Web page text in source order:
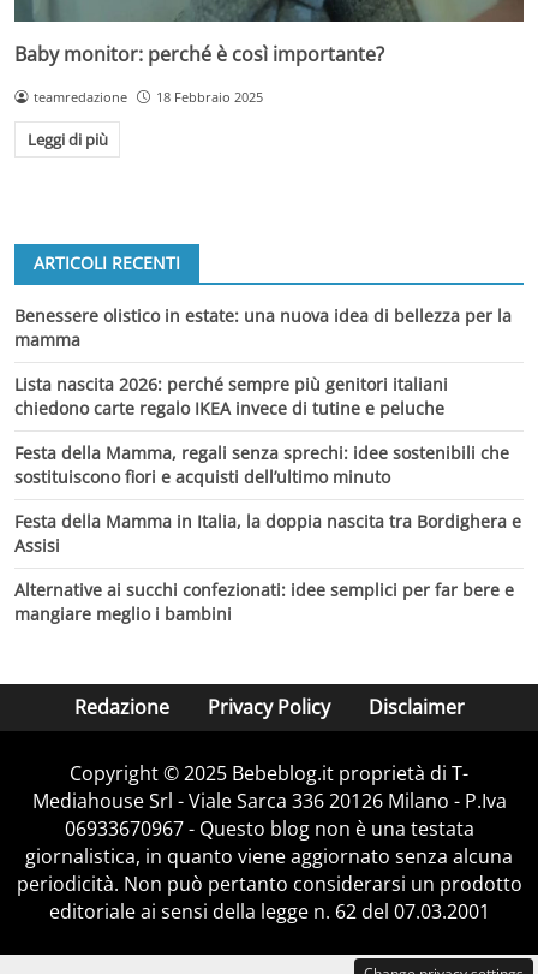
Baby monitor: perché è così importante?
teamredazione 18 Febbraio 2025
Leggi di più
ARTICOLI RECENTI
Benessere olistico in estate: una nuova idea di bellezza per la
mamma
Lista nascita 2026: perché sempre più genitori italiani
chiedono carte regalo IKEA invece di tutine e peluche
Festa della Mamma, regali senza sprechi: idee sostenibili che
sostituiscono fiori e acquisti dell’ultimo minuto
Festa della Mamma in Italia, la doppia nascita tra Bordighera e
Assisi
Alternative ai succhi confezionati: idee semplici per far bere e
mangiare meglio i bambini
Redazione Privacy Policy Disclaimer
Copyright © 2025 Bebeblog.it proprietà di T-
Mediahouse Srl - Viale Sarca 336 20126 Milano - P.Iva
06933670967 - Questo blog non è una testata
giornalistica, in quanto viene aggiornato senza alcuna
periodicità. Non può pertanto considerarsi un prodotto
editoriale ai sensi della legge n. 62 del 07.03.2001